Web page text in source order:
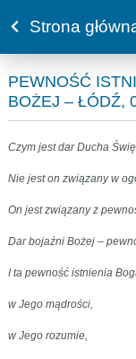
Strona
PEWNOŚĆ
BOŻEJ – ŁÓDŹ,
Czym jest dar Ducha
Nie jest on związany w
On jest związany z
Dar bojaźni Bożej –
I ta pewność istnienia
w Jego mądrości,
w Jego rozumie,